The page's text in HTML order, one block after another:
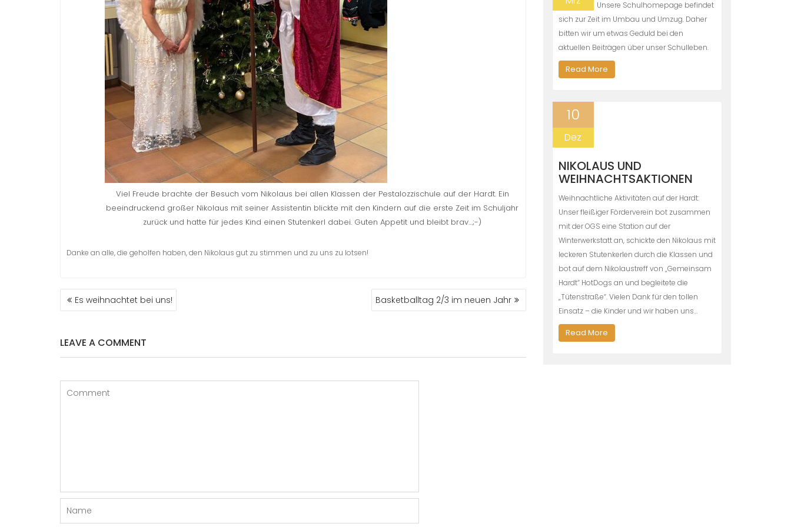
Viel Freude brachte der Besuch vom Nikolaus bei allen Klassen der Pestalozzischule auf der Hardt. Ein
beeindruckend großer Nikolaus mit seiner Assistentin blickte mit den Kindern auf die erste Zeit im Schuljahr
zurück und hatte für jedes Kind einen Stutenkerl dabei. Guten Appetit und bleibt brav…;-)
Danke an alle, die geholfen haben, den Nikolaus gut zu stimmen und zu uns zu lotsen!
BEITRAGS-
NAVIGATION
Es weihnachtet bei uns! Basketballtag 2/3 im neuen Jahr
LEAVE A COMMENT
Unsere Schulhomepage befindet
sich zur Zeit im Umbau und Umzug. Daher
bitten wir um etwas Geduld bei den
aktuellen Beiträgen über unser Schulleben.
Read More
10
Dez
NIKOLAUS UND
WEIHNACHTSAKTIONEN
Weihnachtliche Aktivitäten auf der Hardt:
Unser fleißiger Förderverein bot zusammen
mit der OGS eine Station auf der
Winterwerkstatt an, schickte den Nikolaus mit
leckeren Stutenkerlen durch die Klassen und
bot auf dem Nikolaustreff von „Gemeinsam
Hardt“ HotDogs an und begleitete die
„Tütenstraße“. Vielen Dank für den tollen
Einsatz – die Kinder und wir haben uns…
Read More